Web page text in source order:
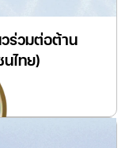
ร่วมต่อต้าน
ไทย)